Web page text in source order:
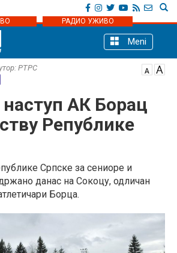
РАДИО УЖИВО
Meni
РТРС
АК Борац
Републике
Српске за сениоре и
данас на Сокоцу, одличан
Борца.